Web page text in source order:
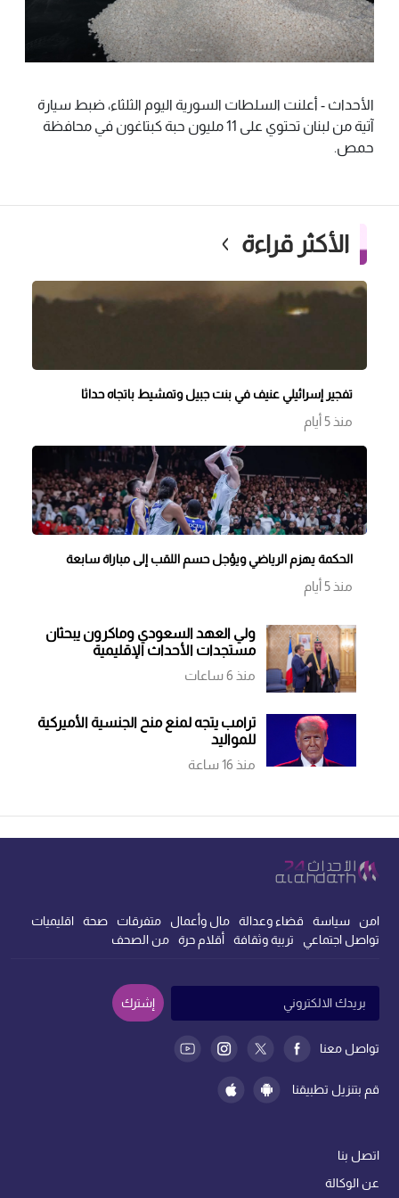
الأحداث - أعلنت السلطات السورية اليوم الثلثاء، ضبط سيارة
آتية من لبنان تحتوي على 11 مليون حبة كبتاغون في محافظة
حمص.
الأكثر قراءة
تفجير إسرائيلي عنيف في بنت جبيل وتمشيط باتجاه حداثا
منذ 5 أيام
الحكمة يهزم الرياضي ويؤجل حسم اللقب إلى مباراة سابعة
منذ 5 أيام
ولي العهد السعودي وماكرون يبحثان
مستجدات الأحداث الإقليمية
منذ 6 ساعات
ترامب يتجه لمنع منح الجنسية الأميركية
للمواليد
منذ 16 ساعة
امن سياسة قضاء وعدالة مال وأعمال متفرقات صحة
اقليميات
تواصل اجتماعي
تربية وثقافة أقلام حرة من الصحف
قم بتنزيل تطبيقنا
تواصل معنا
إشترك
اتصل بنا
عن الوكالة